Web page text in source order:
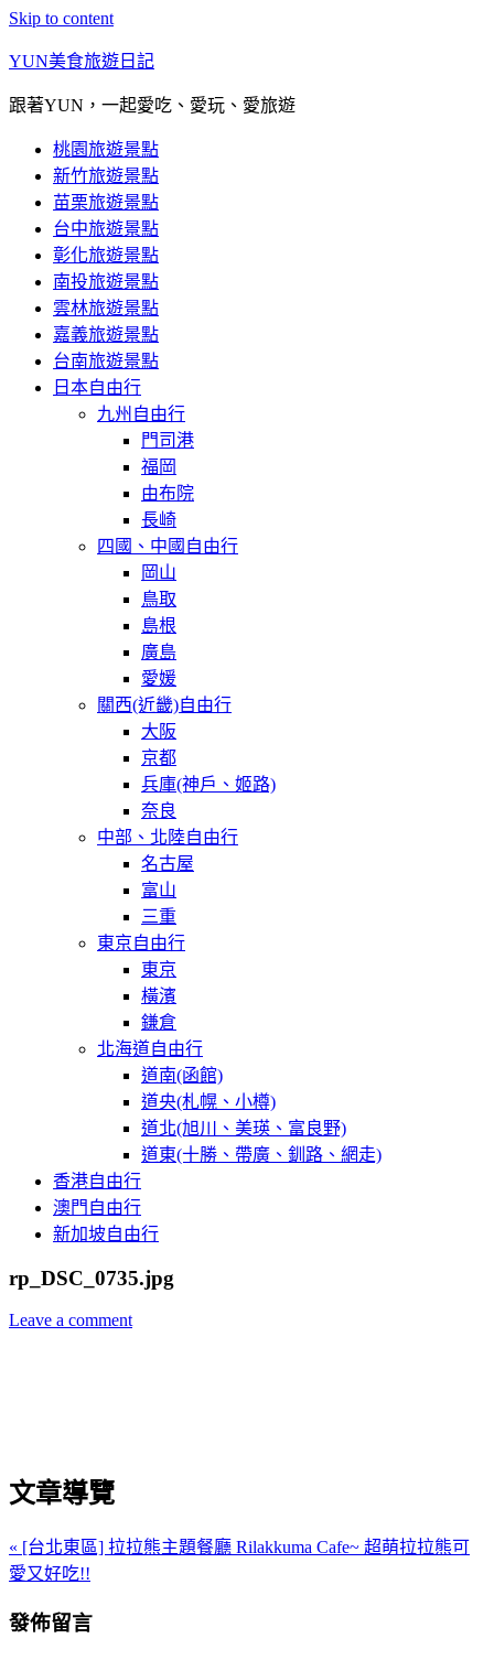
Skip to content
YUN美食旅遊日記
跟著YUN，一起愛吃、愛玩、愛旅遊
桃園旅遊景點
新竹旅遊景點
苗栗旅遊景點
台中旅遊景點
彰化旅遊景點
南投旅遊景點
雲林旅遊景點
嘉義旅遊景點
台南旅遊景點
日本自由行
九州自由行
門司港
福岡
由布院
長崎
四國、中國自由行
岡山
鳥取
島根
廣島
愛媛
關西(近畿)自由行
大阪
京都
兵庫(神戶、姬路)
奈良
中部、北陸自由行
名古屋
富山
三重
東京自由行
東京
橫濱
鎌倉
北海道自由行
道南(函館)
道央(札幌、小樽)
道北(旭川、美瑛、富良野)
道東(十勝、帶廣、釧路、網走)
香港自由行
澳門自由行
新加坡自由行
rp_DSC_0735.jpg
Leave a comment
文章導覽
« [台北東區] 拉拉熊主題餐廳 Rilakkuma Cafe~ 超萌拉拉熊可
愛又好吃!!
發佈留言